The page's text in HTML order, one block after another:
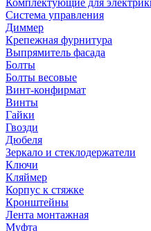
Комплектующие для
Система управления
Диммер
Крепежная фурнитура
Выпрямитель фасада
Болты
Болты весовые
Винт-конфирмат
Винты
Гайки
Гвозди
Дюбеля
Зеркало и стеклодержатели
Ключи
Кляймер
Корпус к стяжке
Кронштейны
Лента монтажная
Муфта